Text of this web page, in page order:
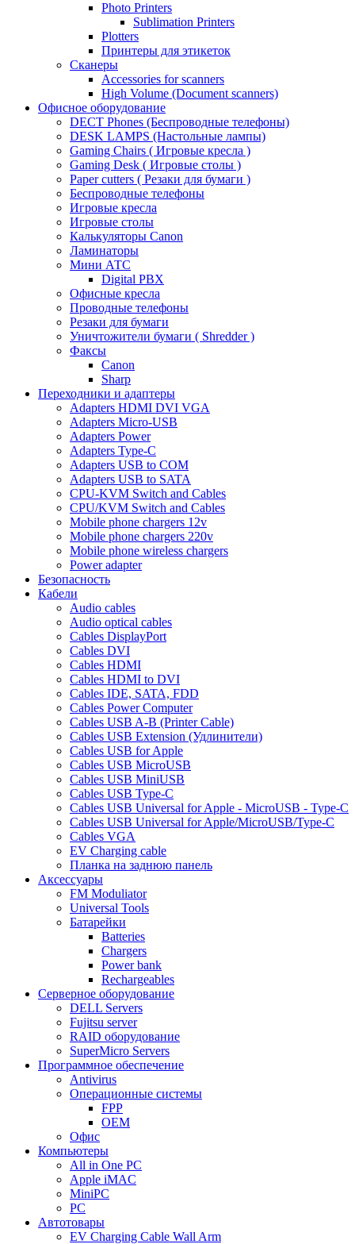
Photo Printers
Sublimation Printers
Plotters
Принтеры для этикеток
Сканеры
Accessories for scanners
High Volume (Document scanners)
Офисное оборудование
DECT Phones (Беспроводные телефоны)
DESK LAMPS (Настольные лампы)
Gaming Chairs ( Игровые кресла )
Gaming Desk ( Игровые столы )
Paper cutters ( Резаки для бумаги )
Беспроводные телефоны
Игровые кресла
Игровые столы
Калькуляторы Canon
Ламинаторы
Мини АТС
Digital PBX
Офисные кресла
Проводные телефоны
Резаки для бумаги
Уничтожители бумаги ( Shredder )
Факсы
Canon
Sharp
Переходники и адаптеры
Adapters HDMI DVI VGA
Adapters Micro-USB
Adapters Power
Adapters Type-C
Adapters USB to COM
Adapters USB to SATA
CPU-KVM Switch and Cables
CPU/KVM Switch and Cables
Mobile phone chargers 12v
Mobile phone chargers 220v
Mobile phone wireless chargers
Power adapter
Безопасность
Кабели
Audio cables
Audio optical cables
Cables DisplayPort
Cables DVI
Cables HDMI
Cables HDMI to DVI
Cables IDE, SATA, FDD
Cables Power Computer
Cables USB A-B (Printer Cable)
Cables USB Extension (Удлинители)
Cables USB for Apple
Cables USB MicroUSB
Cables USB MiniUSB
Cables USB Type-C
Cables USB Universal for Apple - MicroUSB - Type-C
Cables USB Universal for Apple/MicroUSB/Type-C
Cables VGA
EV Charging cable
Планка на заднюю панель
Аксессуары
FM Moduliator
Universal Tools
Батарейки
Batteries
Chargers
Power bank
Rechargeables
Серверное оборудование
DELL Servers
Fujitsu server
RAID оборудование
SuperMicro Servers
Программное обеспечение
Antivirus
Операционные системы
FPP
OEM
Офис
Компьютеры
All in One PC
Apple iMAC
MiniPC
PC
Автотовары
EV Charging Cable Wall Arm